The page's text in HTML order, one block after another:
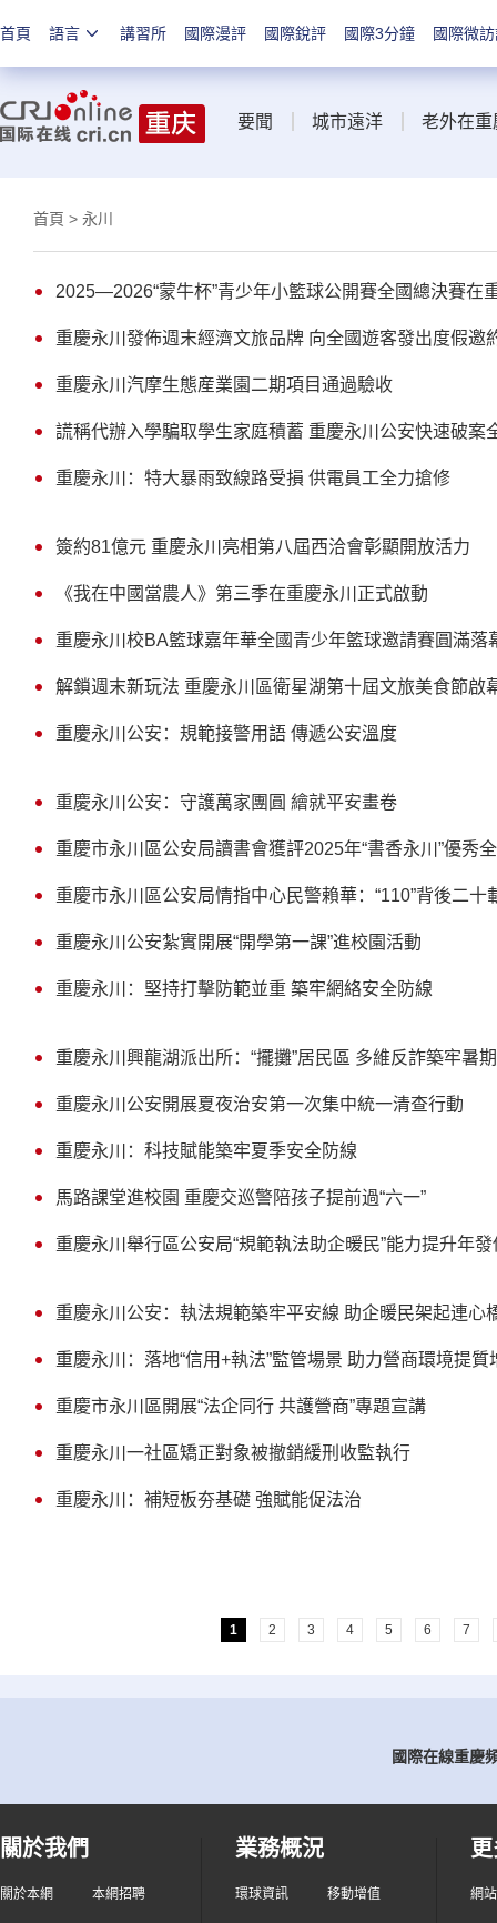
首頁 語言 講習所 國際漫評 國際銳評 國際3分鐘 國際微
要聞 城市遠洋 老外在重
首頁 > 永川
2025—2026“蒙牛杯”青少年小籃球公開賽全國總決賽在
重慶永川發佈週末經濟文旅品牌 向全國遊客發出度假邀
重慶永川汽摩生態産業園二期項目通過驗收
謊稱代辦入學騙取學生家庭積蓄 重慶永川公安快速破案
重慶永川：特大暴雨致線路受損 供電員工全力搶修
簽約81億元 重慶永川亮相第八屆西洽會彰顯開放活力
《我在中國當農人》第三季在重慶永川正式啟動
重慶永川校BA籃球嘉年華全國青少年籃球邀請賽圓滿落
解鎖週末新玩法 重慶永川區衛星湖第十屆文旅美食節啟
重慶永川公安：規範接警用語 傳遞公安溫度
重慶永川公安：守護萬家團圓 繪就平安畫卷
重慶市永川區公安局讀書會獲評2025年“書香永川”優秀
重慶市永川區公安局情指中心民警賴華：“110”背後二十
重慶永川公安紮實開展“開學第一課”進校園活動
重慶永川：堅持打擊防範並重 築牢網絡安全防線
重慶永川興龍湖派出所：“擺攤”居民區 多維反詐築牢暑
重慶永川公安開展夏夜治安第一次集中統一清查行動
重慶永川：科技賦能築牢夏季安全防線
馬路課堂進校園 重慶交巡警陪孩子提前過“六一”
重慶永川舉行區公安局“規範執法助企暖民”能力提升年
重慶永川公安：執法規範築牢平安線 助企暖民架起連心
重慶永川：落地“信用+執法”監管場景 助力營商環境提質
重慶市永川區開展“法企同行 共護營商”專題宣講
重慶永川一社區矯正對象被撤銷緩刑收監執行
重慶永川：補短板夯基礎 強賦能促法治
1 2 3 4 5 6 7
國際在線重慶
關於我們
關於本網 本網招聘
業務概況
環球資訊 移動增值 網